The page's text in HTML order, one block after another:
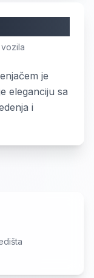
je
eleganciju sa
i